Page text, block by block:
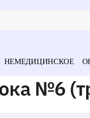
НЕМЕДИЦИНСКОЕ
№6